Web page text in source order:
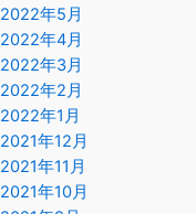
2022年5月
2022年4月
2022年3月
2022年2月
2022年1月
2021年12月
2021年11月
2021年10月